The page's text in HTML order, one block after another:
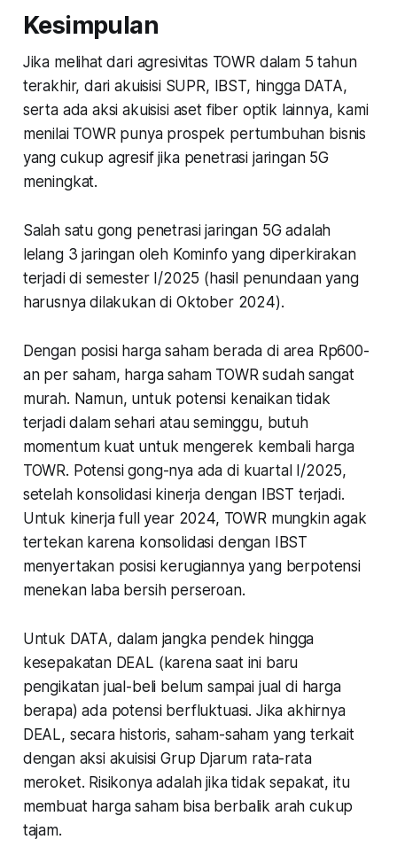
Kesimpulan
Jika melihat dari agresivitas TOWR dalam 5 tahun
terakhir, dari akuisisi SUPR, IBST, hingga DATA,
serta ada aksi akuisisi aset fiber optik lainnya, kami
menilai TOWR punya prospek pertumbuhan bisnis
yang cukup agresif jika penetrasi jaringan 5G
meningkat.
Salah satu gong penetrasi jaringan 5G adalah
lelang 3 jaringan oleh Kominfo yang diperkirakan
terjadi di semester I/2025 (hasil penundaan yang
harusnya dilakukan di Oktober 2024).
Dengan posisi harga saham berada di area Rp600-
an per saham, harga saham TOWR sudah sangat
murah. Namun, untuk potensi kenaikan tidak
terjadi dalam sehari atau seminggu, butuh
momentum kuat untuk mengerek kembali harga
TOWR. Potensi gong-nya ada di kuartal I/2025,
setelah konsolidasi kinerja dengan IBST terjadi.
Untuk kinerja full year 2024, TOWR mungkin agak
tertekan karena konsolidasi dengan IBST
menyertakan posisi kerugiannya yang berpotensi
menekan laba bersih perseroan.
Untuk DATA, dalam jangka pendek hingga
kesepakatan DEAL (karena saat ini baru
pengikatan jual-beli belum sampai jual di harga
berapa) ada potensi berfluktuasi. Jika akhirnya
DEAL, secara historis, saham-saham yang terkait
dengan aksi akuisisi Grup Djarum rata-rata
meroket. Risikonya adalah jika tidak sepakat, itu
membuat harga saham bisa berbalik arah cukup
tajam.